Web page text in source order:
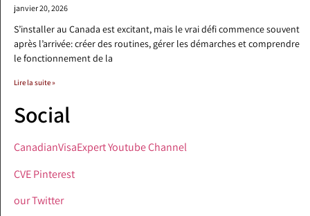
janvier 20, 2026
S’installer au Canada est excitant, mais le vrai défi commence souvent
après l’arrivée: créer des routines, gérer les démarches et comprendre
le fonctionnement de la
Lire la suite »
Social
CanadianVisaExpert Youtube Channel
CVE Pinterest
our Twitter